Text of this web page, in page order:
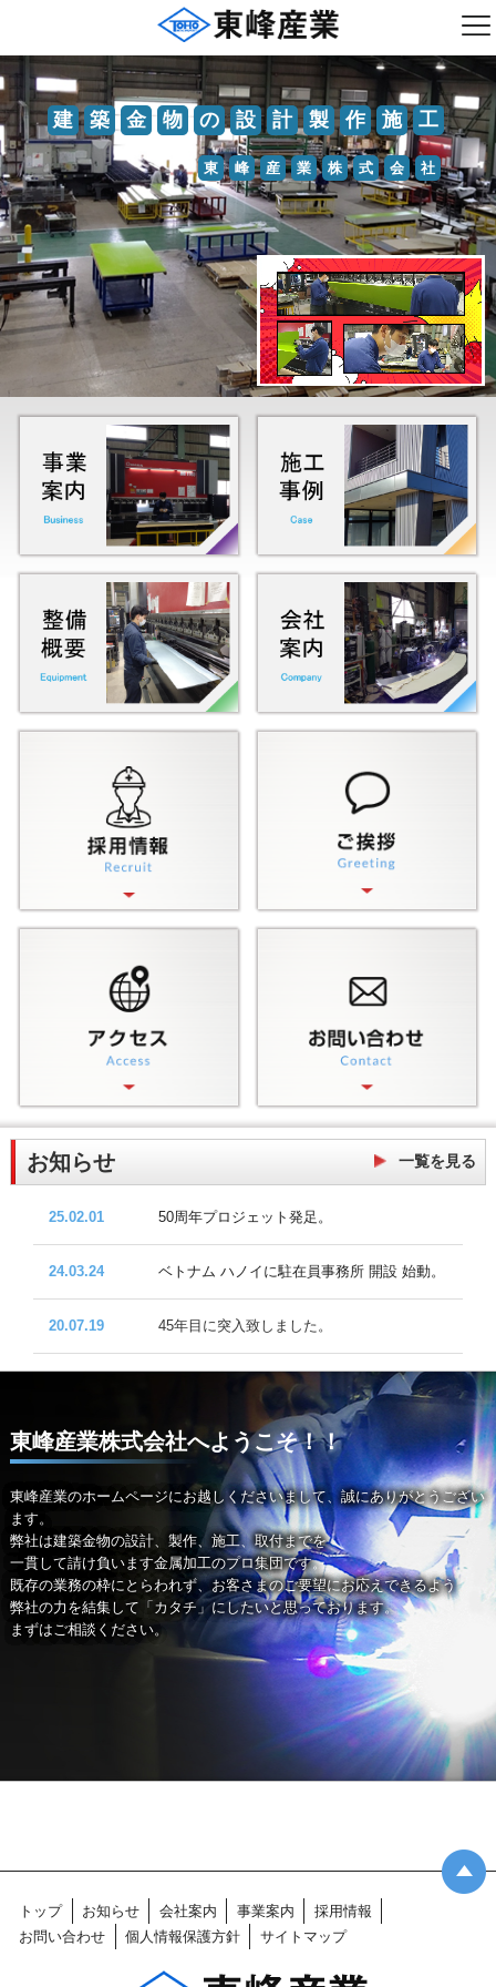
建 築 金 物 の 設 計 製 作 施 工
東 峰 産 業 株 式 会 社
お知らせ 一覧を見る
25.02.01 50周年プロジェット発足。
24.03.24 ベトナム ハノイに駐在員事務所 開設 始動。
20.07.19 45年目に突入致しました。
東峰産業株式会社へようこそ！！
東峰産業のホームページにお越しくださいまして、誠にありがとうござい
ます。
弊社は建築金物の設計、製作、施工、取付までを
一貫して請け負います金属加工のプロ集団です。
既存の業務の枠にとらわれず、お客さまのご要望にお応えできるよう
弊社の力を結集して「カタチ」にしたいと思っております。
まずはご相談ください。
トップ お知らせ 会社案内 事業案内
採用情報
お問い合わせ
個人情報保護方針 サイトマップ